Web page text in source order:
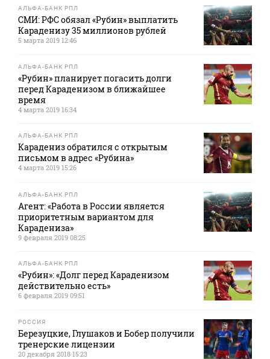
АЛЬФА-БАНК РПЛ
СМИ: РФС обязал «Рубин» выплатить
Караденизу 35 миллионов рублей
5 марта 2019 12:46
АЛЬФА-БАНК РПЛ
«Рубин» планирует погасить долги
перед Караденизом в ближайшее
время
4 марта 2019 16:34
АЛЬФА-БАНК РПЛ
Карадениз обратился с открытым
письмом в адрес «Рубина»
4 марта 2019 15:26
АЛЬФА-БАНК РПЛ
Агент: «Работа в России является
приоритетным вариантом для
Карадениза»
9 февраля 2019 08:25
АЛЬФА-БАНК РПЛ
«Рубин»: «Долг перед Караденизом
действительно есть»
6 февраля 2019 09:51
РОССИЯ
Березуцкие, Глушаков и Бобер получили
тренерские лицензии
20 декабря 2018 15:23